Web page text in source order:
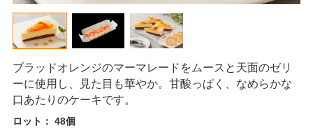
ブラッドオレンジのマーマレードをムースと天面のゼリ
ーに使用し、見た目も華やか。甘酸っぱく、なめらかな
口あたりのケーキです。
ロット： 48個